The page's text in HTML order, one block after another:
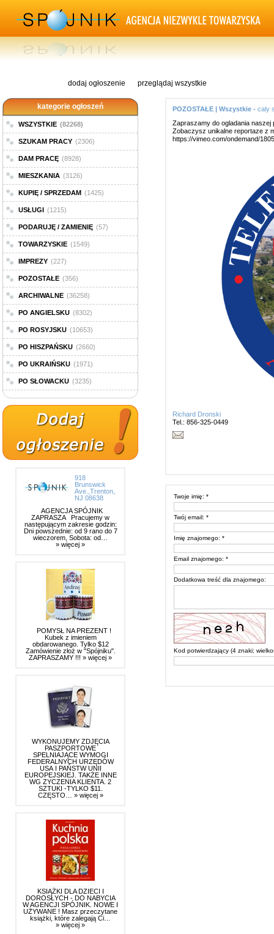
dodaj ogłoszenie przeglądaj wszystkie
kategorie ogłoszeń
WSZYSTKIE (82268)
SZUKAM PRACY (2306)
DAM PRACĘ (8928)
MIESZKANIA (3126)
KUPIĘ / SPRZEDAM (1425)
USŁUGI (1215)
PODARUJĘ / ZAMIENIĘ (57)
TOWARZYSKIE (1549)
IMPREZY (227)
POZOSTAŁE (356)
ARCHIWALNE (36258)
PO ANGIELSKU (8302)
PO ROSYJSKU (10653)
PO HISZPAŃSKU (2660)
PO UKRAIŃSKU (1971)
PO SŁOWACKU (3235)
918
Brunswick
Ave.,Trenton,
NJ 08638
AGENCJA SPÓJNIK
ZAPRASZA Pracujemy w
następującym zakresie godzin:
Dni powszednie: od 9 rano do 7
wieczorem, Sobota: od…
» więcej »
POMYSŁ NA PREZENT !
Kubek z imieniem
obdarowanego. Tylko $12
Zamówienie złoż w "Spójniku".
ZAPRASZAMY !!! » więcej »
WYKONUJEMY ZDJĘCIA
PASZPORTOWE
SPELNIAJĄCE WYMOGI
FEDERALNYCH URZĘDÓW
USA I PAŃSTW UNII
EUROPEJSKIEJ. TAKŻE INNE
WG ZYCZENIA KLIENTA. 2
SZTUKI -TYLKO $11.
CZĘSTO… » więcej »
KSIĄŻKI DLA DZIECI I
DOROSŁYCH - DO NABYCIA
W AGENCJI SPÓJNIK. NOWE I
UŻYWANE ! Masz przeczytane
książki, które zalegają Ci…
» więcej »
POZOSTAŁE | Wszystkie - caly
Zapraszamy do ogladania naszej
Zobaczysz unikalne reportaze z
https://vimeo.com/ondemand/
Richard Dronski
Tel.: 856-325-0449
Twoje imię: *
Twój email: *
Imię znajomego: *
Email znajomego: *
Dodatkowa treść dla znajomego:
Kod potwierdzający (4 znaki;